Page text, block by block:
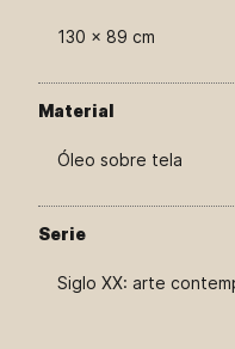
130 × 89 cm
Material
Óleo sobre tela
Serie
Siglo XX: arte